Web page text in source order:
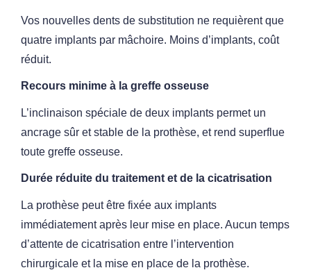
Vos nouvelles dents de substitution ne requièrent que
quatre implants par mâchoire. Moins d’implants, coût
réduit.
Recours minime à la greffe osseuse
L’inclinaison spéciale de deux implants permet un
ancrage sûr et stable de la prothèse, et rend superflue
toute greffe osseuse.
Durée réduite du traitement et de la cicatrisation
La prothèse peut être fixée aux implants
immédiatement après leur mise en place. Aucun temps
d’attente de cicatrisation entre l’intervention
chirurgicale et la mise en place de la prothèse.